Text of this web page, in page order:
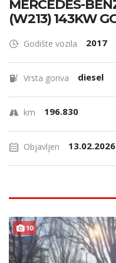
MERCEDES-
(W213) 143KW
Godište vozila 2017
Vrsta goriva diesel
km 196.830
Objavljen
10